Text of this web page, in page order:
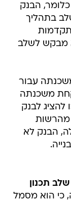
הבנק
בתהליך
מבקש לשלב
עבור
משכנתה
להציג לבנק
מהרשות
הבנק לא
תכנון
כי הוא מסמל